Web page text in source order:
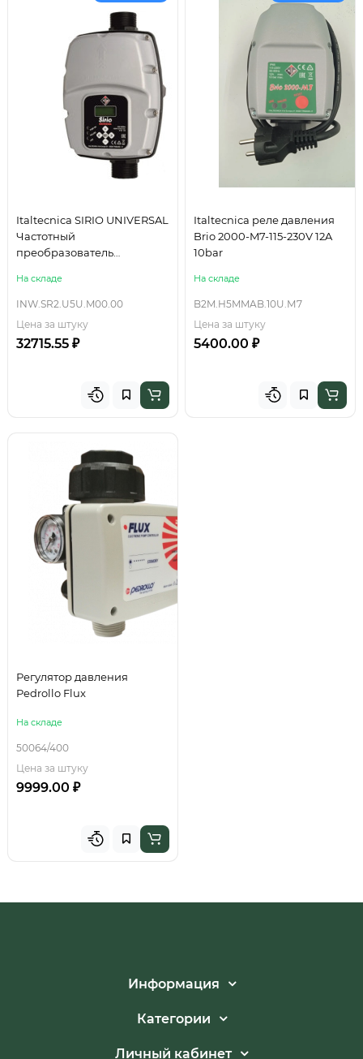
Italtecnica SIRIO UNIVERSAL
Частотный
преобразователь
На складе
INW.SR2.U5U.M00.00
Цена за штуку
32715.55 ₽
Italtecnica реле давления
Brio 2000-M7-115-230V 12A
10bar
На складе
B2M.H5MMAB.10U.М7
Цена за штуку
5400.00 ₽
Регулятор давления
Pedrollo Flux
На складе
50064/400
Цена за штуку
9999.00 ₽
Информация
Категории
Личный кабинет